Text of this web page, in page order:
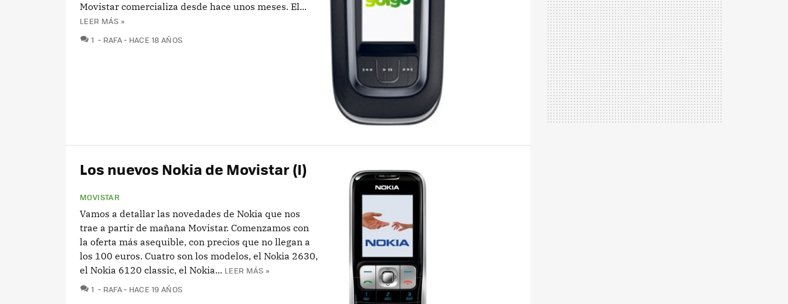
Movistar comercializa desde hace unos meses. El...
LEER MÁS »
1 COMENTARIOS
RAFA HACE 18 AÑOS
Los nuevos Nokia de Movistar (I)
MOVISTAR
Vamos a detallar las novedades de Nokia que nos
trae a partir de mañana Movistar. Comenzamos con
la oferta más asequible, con precios que no llegan a
los 100 euros. Cuatro son los modelos, el Nokia 2630,
el Nokia 6120 classic, el Nokia... LEER MÁS »
1 COMENTARIOS
RAFA HACE 19 AÑOS